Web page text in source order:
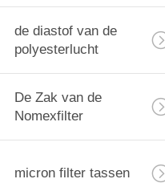
de diastof van de
polyesterlucht
De Zak van de
Nomexfilter
micron filter tassen